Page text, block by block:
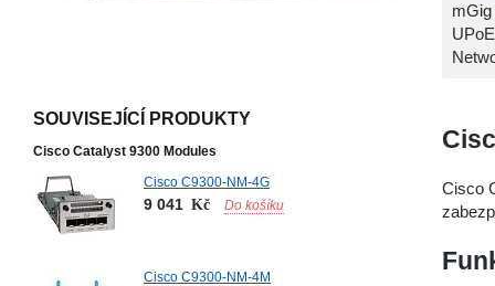
SOUVISEJÍCÍ PRODUKTY
Cisco Catalyst 9300 Modules
Cisco C9300-NM-4G
9 041 Kč Do košíku
Cisco C9300-NM-4M
Cisco